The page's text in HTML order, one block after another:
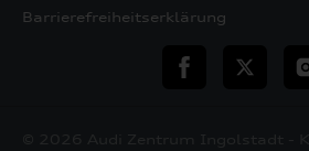
Barrierefreiheitserklärung
teilen Twitter